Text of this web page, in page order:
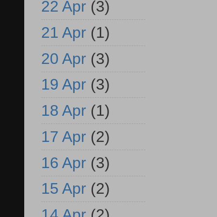
22 Apr (3)
21 Apr (1)
20 Apr (3)
19 Apr (3)
18 Apr (1)
17 Apr (2)
16 Apr (3)
15 Apr (2)